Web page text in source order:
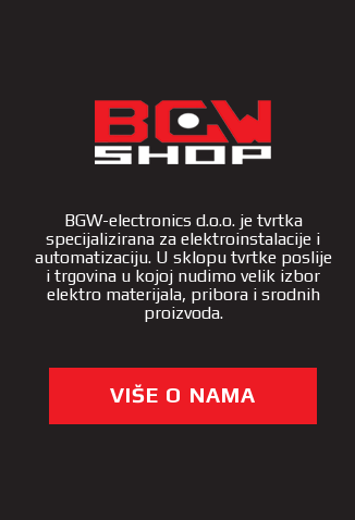
BGW-electronics d.o.o. je tvrtka
specijalizirana za elektroinstalacije i
automatizaciju. U sklopu tvrtke poslije
i trgovina u kojoj nudimo velik izbor
elektro materijala, pribora i srodnih
proizvoda.
VIŠE O NAMA